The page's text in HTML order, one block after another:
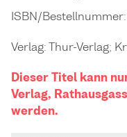
ISBN/Bestellnummer:
Verlag: Thur-Verlag;
Dieser Titel kann
Verlag,
werden.